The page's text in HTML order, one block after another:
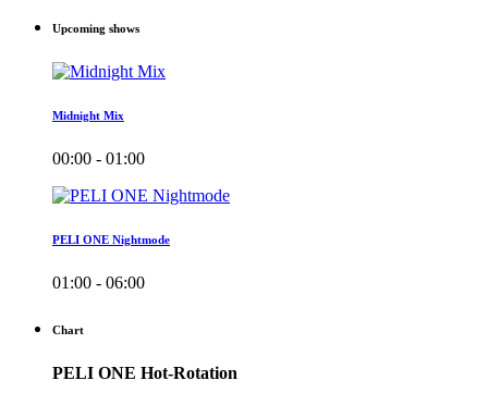
Upcoming shows
Midnight Mix
00:00 - 01:00
PELI ONE Nightmode
01:00 - 06:00
Chart
PELI ONE Hot-Rotation